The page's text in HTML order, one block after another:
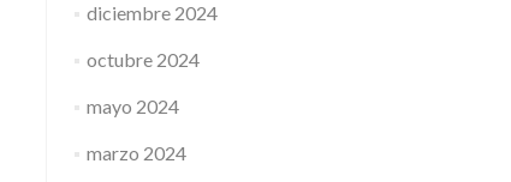
diciembre 2024
octubre 2024
mayo 2024
marzo 2024